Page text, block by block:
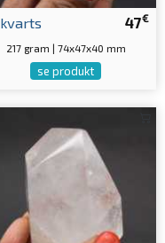
47€
kvarts
217 gram | 74x47x40 mm
se produkt